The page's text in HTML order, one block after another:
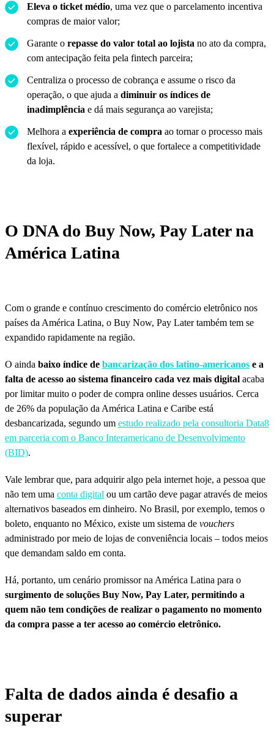
Eleva o ticket médio, uma vez que o parcelamento incentiva
compras de maior valor;
Garante o repasse do valor total ao lojista no ato da compra,
com antecipação feita pela fintech parceira;
Centraliza o processo de cobrança e assume o risco da
operação, o que ajuda a diminuir os índices de
inadimplência e dá mais segurança ao varejista;
Melhora a experiência de compra ao tornar o processo mais
flexível, rápido e acessível, o que fortalece a competitividade
da loja.
O DNA do Buy Now, Pay Later na
América Latina
Com o grande e contínuo crescimento do comércio eletrônico nos
países da América Latina, o Buy Now, Pay Later também tem se
expandido rapidamente na região.
O ainda baixo índice de bancarização dos latino-americanos e a
falta de acesso ao sistema financeiro cada vez mais digital acaba
por limitar muito o poder de compra online desses usuários. Cerca
de 26% da população da América Latina e Caribe está
desbancarizada, segundo um estudo realizado pela consultoria Data8
em parceria com o Banco Interamericano de Desenvolvimento
(BID).
Vale lembrar que, para adquirir algo pela internet hoje, a pessoa que
não tem uma conta digital ou um cartão deve pagar através de meios
alternativos baseados em dinheiro. No Brasil, por exemplo, temos o
boleto, enquanto no México, existe um sistema de vouchers
administrado por meio de lojas de conveniência locais – todos meios
que demandam saldo em conta.
Há, portanto, um cenário promissor na América Latina para o
surgimento de soluções Buy Now, Pay Later, permitindo a
quem não tem condições de realizar o pagamento no momento
da compra passe a ter acesso ao comércio eletrônico.
Falta de dados ainda é desafio a
superar